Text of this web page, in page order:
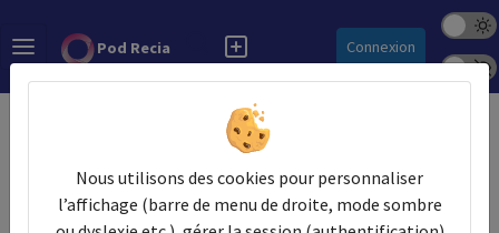
Pod Recia Rechercher Connexion
Mode
Police
Contactez nous
Champs obligatoires
Les champs marqués avec un astérisque sont obligatoires.
Nous utilisons des cookies pour personnaliser
l’affichage (barre de menu de droite, mode sombre